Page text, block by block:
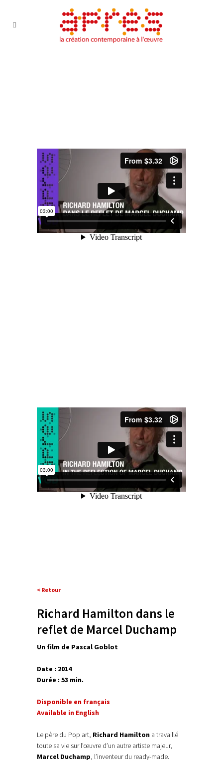
< Retour
Richard Hamilton dans le
reflet de Marcel Duchamp
Un film de Pascal Goblot
Date : 2014
Durée : 53 min.
Disponible en français
Available in English
Le père du Pop art, Richard Hamilton a travaillé
toute sa vie sur l’œuvre d’un autre artiste majeur,
Marcel Duchamp, l’inventeur du ready-made.